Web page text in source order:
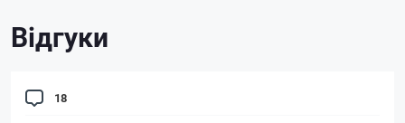
Відгуки
18